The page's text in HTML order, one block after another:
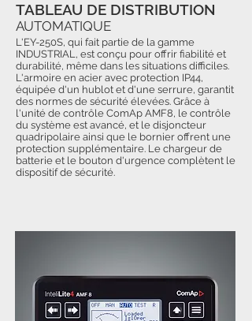
L'EY-250S, qui fait partie de la gamme
INDUSTRIAL, est conçu pour offrir fiabilité et
durabilité, même dans les situations difficiles.
L'armoire en acier avec protection IP44,
équipée d'un hublot et d'une serrure, garantit
des normes de sécurité élevées. Grâce à
l'unité de contrôle ComAp AMF8, le contrôle
du système est avancé, et le disjoncteur
quadripolaire ainsi que le bornier offrent une
protection supplémentaire. Le chargeur de
batterie et le bouton d'urgence complètent le
dispositif de sécurité.
TABLEAU DE DISTRIBUTION
AUTOMATIQUE